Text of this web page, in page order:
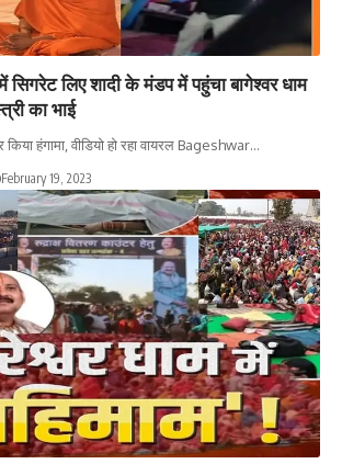
लिए शादी के मंडप में पहुंचा बागेश्वर धाम
का भाई
हंगामा, वीडियो हो रहा वायरल Bageshwar…
February 19, 2023